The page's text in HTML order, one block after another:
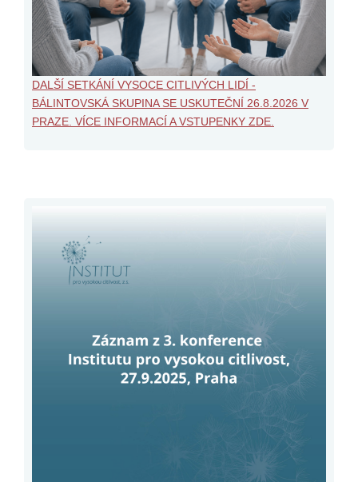
DALŠÍ SETKÁNÍ VYSOCE CITLIVÝCH LIDÍ -
BÁLINTOVSKÁ SKUPINA SE USKUTEČNÍ 26.8.2026 V
PRAZE. VÍCE INFORMACÍ A VSTUPENKY ZDE.